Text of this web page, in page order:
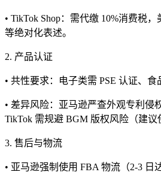
• TikTok Shop：需代缴 10%消费税
等绝对化表述。
2. 产品认证
• 共性要求：电子类需 PSE 认证、食
• 差异风险：亚马逊严查外观专利侵
TikTok 需规避 BGM 版权风险（建议
3. 售后与物流
• 亚马逊强制使用 FBA 物流（2-3 日